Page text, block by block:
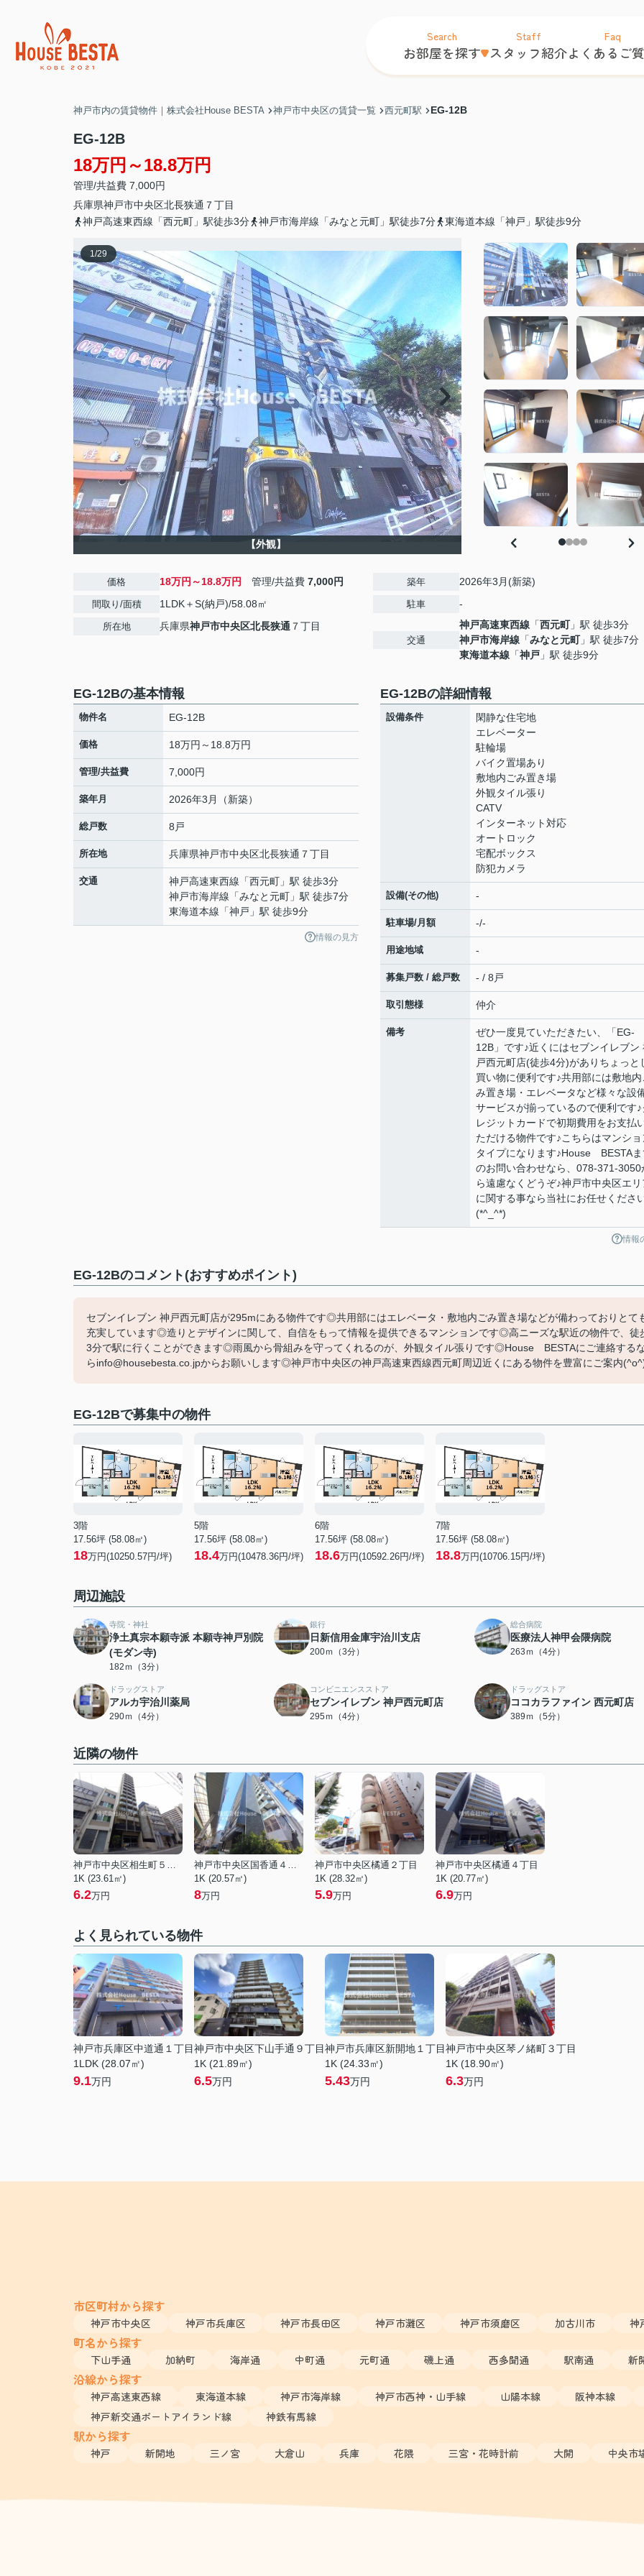
Search
お部屋を探す
Staff
スタッフ紹介
Faq
よくあるご
神戸市内の賃貸物件｜株式会社House BESTA 神戸市中央区の賃貸一覧 西元町駅 EG-12B
EG-12B
18万円～18.8万円
管理/共益費 7,000円
兵庫県神戸市中央区北長狭通 ７丁目
神戸高速東西線「西元町」駅徒歩3分
神戸市海岸線「みなと元町」駅徒歩7分 東海道本線「神戸」駅徒歩9分
1/29
【外観】
価格 18万円～18.8万円 管理/共益費 7,000円
間取り/面積 1LDK＋S(納戸)/58.08㎡
所在地 兵庫県神戸市中央区北長狭通 ７丁目
築年 2026年3月(新築)
駐車 -
交通
神戸高速東西線 「西元町」駅 徒歩3分
神戸市海岸線 「みなと元町」駅 徒歩7分
東海道本線 「神戸 」駅 徒歩9分
EG-12Bの基本情報
物件名 EG-12B
価格 18万円～18.8万円
管理/共益費 7,000円
築年月 2026年3月（新築）
総戸数 8戸
所在地 兵庫県神戸市中央区北長狭通 ７丁目
交通 神戸高速東西線 「西元町 」駅 徒歩3分
神戸市海岸線 「みなと元町 」駅 徒歩7分
東海道本線 「神戸 」駅 徒歩9分
情報の見方
EG-12Bの詳細情報
設備条件
閑静な住宅地
エレベーター
駐輪場
バイク置場あり
敷地内ごみ置き場
外観タイル張り
CATV
インターネット対応
オートロック
宅配ボックス
防犯カメラ
設備(その他) -
駐車場/月額 -/-
用途地域 -
募集戸数 / 総戸数 - / 8戸
取引態様 仲介
備考
ぜひ一度見ていただきたい、「EG-
12B」です♪近くにはセブンイレブン
戸西元町店(徒歩4分)がありちょっと
買い物に便利です♪共用部には敷地内
み置き場・エレベータなど様々な設
サービスが揃っているので便利です♪
レジットカードで初期費用をお支払
ただける物件です♪こちらはマンショ
タイプになります♪House BESTA
のお問い合わせなら、078-371-3050
ら遠慮なくどうぞ♪神戸市中央区エリ
に関する事なら当社にお任せくださ
(*^_^*)
情報
EG-12Bのコメント(おすすめポイント)
セブンイレブン 神戸西元町店が295mにある物件です◎共用部にはエレベータ・敷地内ごみ置き場などが備わっておりとて
充実しています◎造りとデザインに関して、自信をもって情報を提供できるマンションです◎高ニーズな駅近の物件で、徒
3分で駅に行くことができます◎雨風から骨組みを守ってくれるのが、外観タイル張りです◎House BESTAにご連絡する
らinfo@housebesta.co.jpからお願いします◎神戸市中央区の神戸高速東西線西元町周辺近くにある物件を豊富にご案内
EG-12Bで募集中の物件
3階
17.56坪 (58.08㎡)
18万円(10250.57円/坪)
5階
17.56坪 (58.08㎡)
18.4万円(10478.36円/坪)
6階
17.56坪 (58.08㎡)
18.6万円(10592.26円/坪)
7階
17.56坪 (58.08㎡)
18.8万円(10706.15円/坪)
周辺施設
寺院・神社
浄土真宗本願寺派 本願寺神戸別院
(モダン寺)
182ｍ（3分）
銀行
日新信用金庫宇治川支店
200ｍ（3分）
総合病院
医療法人神甲会隈病院
263ｍ（4分）
ドラッグストア
アルカ宇治川薬局
290ｍ（4分）
コンビニエンスストア
セブンイレブン 神戸西元町店
295ｍ（4分）
ドラッグストア
ココカラファイン 西元町店
389ｍ（5分）
近隣の物件
神戸市中央区相生町５丁目
1K (23.61㎡)
6.2万円
神戸市中央区国香通４丁目
1K (20.57㎡)
8万円
神戸市中央区橘通２丁目
1K (28.32㎡)
5.9万円
神戸市中央区橘通４丁目
1K (20.77㎡)
6.9万円
よく見られている物件
神戸市兵庫区中道通１丁目
1LDK (28.07㎡)
9.1万円
神戸市中央区下山手通９丁目
1K (21.89㎡)
6.5万円
神戸市兵庫区新開地１丁目
1K (24.33㎡)
5.43万円
神戸市中央区琴ノ緒町３丁目
1K (18.90㎡)
6.3万円
市区町村から探す
神戸市中央区 神戸市兵庫区 神戸市長田区 神戸市灘区 神戸市須磨区 加古川市 神
町名から探す
下山手通 加納町 海岸通 中町通 元町通 磯上通 西多聞通 駅南通 新
沿線から探す
神戸高速東西線 東海道本線 神戸市海岸線 神戸市西神・山手線 山陽本線 阪神本線
神戸新交通ポートアイランド線
神鉄有馬線
駅から探す
神戸 新開地 三ノ宮 大倉山 兵庫 花隈 三宮・花時計前 大開 中央市